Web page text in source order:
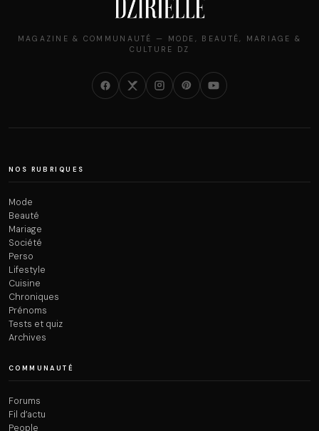
MAGAZINE & COMMUNAUTÉ — MODE, BEAUTÉ, MARIAGE &
CULTURE DZ
NOS RUBRIQUES
Mode
Beauté
Mariage
Société
Perso
Lifestyle
Cuisine
Chroniques
Prénoms
Tests et quiz
Archives
COMMUNAUTÉ
Forums
Fil d’actu
People